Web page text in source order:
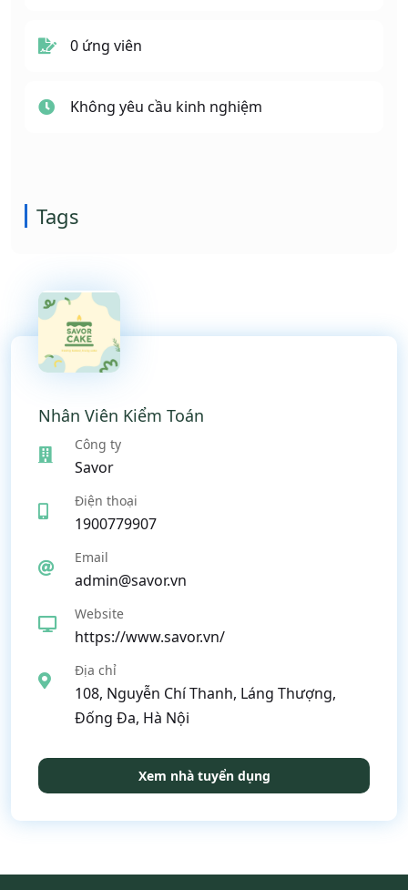
0 ứng viên
Không yêu cầu kinh nghiệm
Tags
Nhân Viên Kiểm Toán
Công ty
Savor
Điện thoại
1900779907
Email
admin@savor.vn
Website
https://www.savor.vn/
Địa chỉ
108, Nguyễn Chí Thanh, Láng Thượng,
Đống Đa, Hà Nội
Xem nhà tuyển dụng